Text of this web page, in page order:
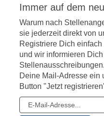
Immer auf dem
Warum nach
sie jederzeit direkt von
Registriere Dich
und wir informieren
Deine Mail-Adresse ein
Button "Jetzt